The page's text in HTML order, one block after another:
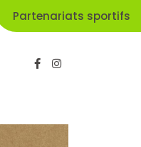
Partenariats sportifs
Panier
F
a
o
I
n
r